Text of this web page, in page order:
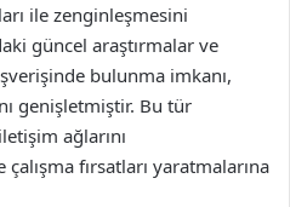
ile zenginleşmesini
güncel araştırmalar ve
bulunma imkanı,
genişletmiştir. Bu tür
ağlarını
fırsatları yaratmalarına